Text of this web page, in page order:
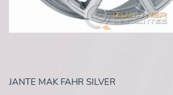
JANTE MAK FAHR SILVER